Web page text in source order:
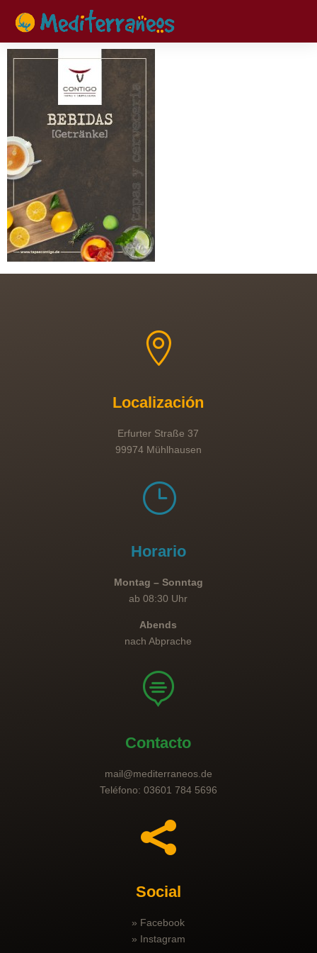

Localización
Erfurter Straße 37
99974 Mühlhausen
}
Horario
Montag – Sonntag
ab 08:30 Uhr
Abends
nach Abprache

Contacto
mail@mediterraneos.de
Teléfono: 03601 784 5696

Social
» Facebook
» Instagram